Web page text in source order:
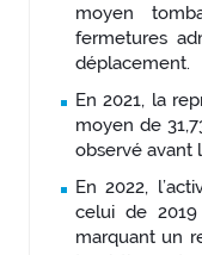
moyen
fermetures
déplacement.
En 2021, la
moyen de
observé avant
En 2022,
celui de
marquant un